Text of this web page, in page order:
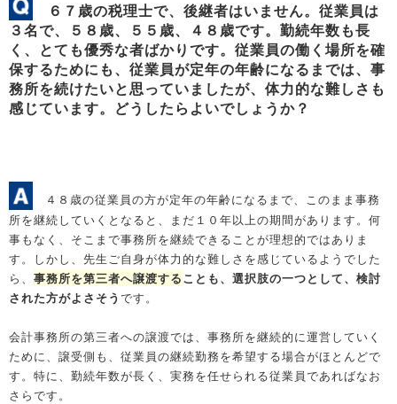
６７歳の税理士で、後継者はいません。従業員は
３名で、５８歳、５５歳、４８歳です。勤続年数も長
く、とても優秀な者ばかりです。従業員の働く場所を確
保するためにも、従業員が定年の年齢になるまでは、事
務所を続けたいと思っていましたが、体力的な難しさも
感じています。どうしたらよいでしょうか？
４８歳の従業員の方が定年の年齢になるまで、このまま事務
所を継続していくとなると、まだ１０年以上の期間があります。何
事もなく、そこまで事務所を継続できることが理想的ではありま
す。しかし、先生ご自身が体力的な難しさを感じているようでした
ら、 事務所を第三者へ譲渡することも、選択肢の一つとして、検討
された方がよさそう です。
会計事務所の第三者への譲渡では、事務所を継続的に運営していく
ために、譲受側も、従業員の継続勤務を希望する場合がほとんどで
す。特に、勤続年数が長く、実務を任せられる従業員であればなお
さらです。